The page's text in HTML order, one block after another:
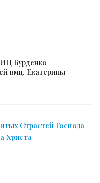
Бурденко
вмц. Екатерины